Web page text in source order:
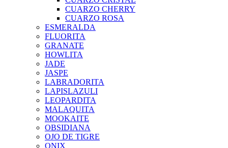
CUARZO CHERRY
CUARZO ROSA
ESMERALDA
FLUORITA
GRANATE
HOWLITA
JADE
JASPE
LABRADORITA
LAPISLAZULI
LEOPARDITA
MALAQUITA
MOOKAITE
OBSIDIANA
OJO DE TIGRE
ONIX